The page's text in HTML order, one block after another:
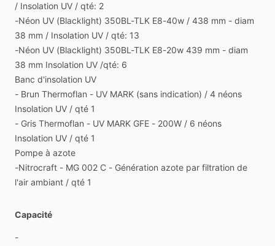
/​ Insolation UV ​/​ qté: 2
-Néon UV (Blacklight) 350BL-TLK E8-40w ​/​ 438 mm - diam
38 mm ​/​ Insolation UV ​/​ qté: 13
-Néon UV (Blacklight) 350BL-TLK E8-20w 439 mm - diam
38 mm Insolation UV ​/​qté: 6
Banc d'insolation UV
- Brun Thermoflan - UV MARK (sans indication) ​/​ 4 néons
Insolation UV ​/​ qté 1
- Gris Thermoflan - UV MARK GFE - 200W ​/​ 6 néons
Insolation UV ​/​ qté 1
Pompe à azote
-Nitrocraft - MG 002 C - Génération azote par filtration de
l'air ambiant ​/​ qté 1
Capacité
-